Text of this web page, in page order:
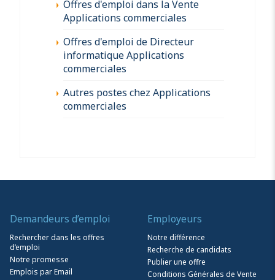
Offres d'emploi dans la Vente
Applications commerciales
Offres d'emploi de Directeur
informatique Applications
commerciales
Autres postes chez Applications
commerciales
Demandeurs d’emploi
Rechercher dans les offres
d’emploi
Notre promesse
Emplois par Email
Employeurs
Notre différence
Recherche de candidats
Publier une offre
Conditions Générales de Vente